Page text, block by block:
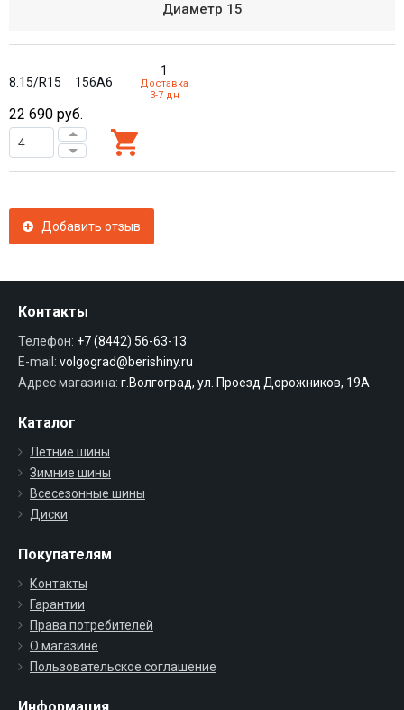
Диаметр 15
8.15/R15 156A6
1
Доставка
3-7 дн
22 690 руб.
Добавить отзыв
Контакты
Телефон: +7 (8442) 56-63-13
E-mail: volgograd@berishiny.ru
Адрес магазина: г.Волгоград, ул. Проезд Дорожников, 19А
Каталог
Летние шины
Зимние шины
Всесезонные шины
Диски
Покупателям
Контакты
Гарантии
Права потребителей
О магазине
Пользовательское соглашение